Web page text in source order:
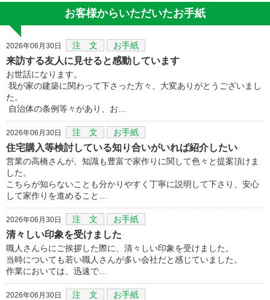
お客様からいただいたお手紙
2026年06月30日 注 文 お手紙
来訪する友人に見せると感動しています
お世話になります。
我が家の建築に関わって下さった方々、大変ありがとうございまし
た。
自治体の条例等々があり、お…
2026年06月30日 注 文 お手紙
住宅購入等検討している知り合いがいれば紹介したい
営業の高橋さんが、知識も豊富で家作りに関して色々と提案頂けま
した。
こちらが知らないことも分かりやすく丁寧に説明して下さり、安心
して家作りを進めること…
2026年06月30日 注 文 お手紙
清々しい印象を受けました
職人さんらにご挨拶した際に、清々しい印象を受けました。
当時についても若い職人さんが多い会社だと感じていました。
作業においては、迅速で…
2026年06月30日 注 文 お手紙